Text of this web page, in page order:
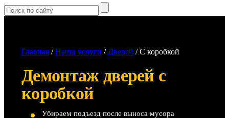
Главная /Наши услуги / Дверей /С коробкой
Демонтаж дверей с
коробкой
Убираем подъезд после выноса мусора